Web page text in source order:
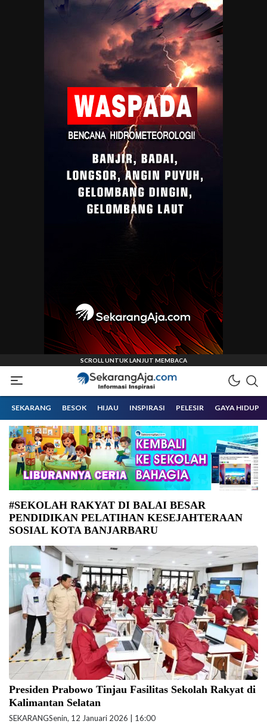
Sekarangaja
Informasi Inspirasi Malang Raya
SEKARANG BESOK HIJAU INSPIRASI PELESIR GAYA HIDUP
#SEKOLAH RAKYAT DI BALAI BESAR
PENDIDIKAN PELATIHAN KESEJAHTERAAN
SOSIAL KOTA BANJARBARU
Presiden Prabowo Subianto melakukan peninjauan fasilitas sekolah
rakyat di Balai Besar Pendidikan Pelatihan Kesejahteraan Sosial
(BBPPKS), Kota Banjarbaru, Provinsi Kalimantan Selatan, Senin
(12/1/2026) hari ini. (Foto: BPMI Setpres/Cahyo)
Presiden Prabowo Tinjau Fasilitas Sekolah Rakyat di
Kalimantan Selatan
SEKARANGSenin, 12 Januari 2026 | 16:00